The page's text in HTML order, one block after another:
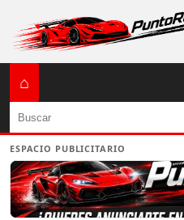
⌂
Buscar
ESPACIO PUBLICITARIO